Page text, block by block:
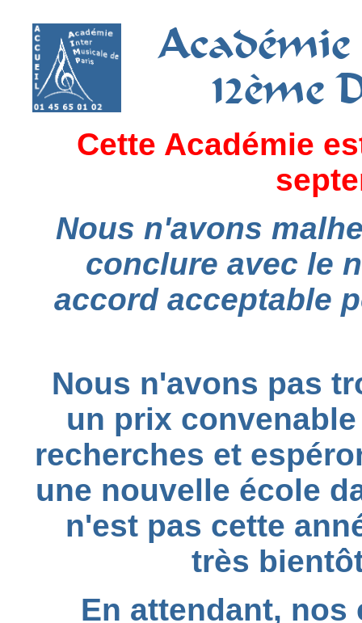
12ème
Cette Académie
Nous n'avons
conclure avec le
accord acceptable
Nous n'avons pas
un prix
recherches et
une nouvelle école
n'est pas cette
très
En attendant,